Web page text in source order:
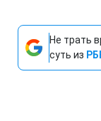
Не трать
суть из